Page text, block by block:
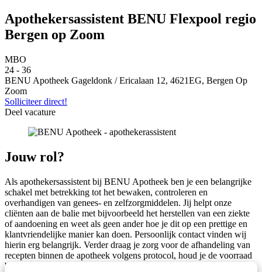
Apothekersassistent BENU Flexpool regio
Bergen op Zoom
MBO
24 - 36
BENU Apotheek Gageldonk / Ericalaan 12, 4621EG, Bergen Op
Zoom
Solliciteer direct!
Deel vacature
Jouw rol?
Als apothekersassistent bij BENU Apotheek ben je een belangrijke
schakel met betrekking tot het bewaken, controleren en
overhandigen van genees- en zelfzorgmiddelen. Jij helpt onze
cliënten aan de balie met bijvoorbeeld het herstellen van een ziekte
of aandoening en weet als geen ander hoe je dit op een prettige en
klantvriendelijke manier kan doen. Persoonlijk contact vinden wij
hierin erg belangrijk. Verder draag je zorg voor de afhandeling van
recepten binnen de apotheek volgens protocol, houd je de voorraad
bij en bewaakt deze.